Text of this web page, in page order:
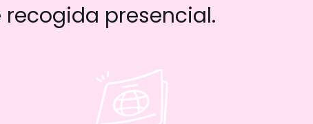
presencial.